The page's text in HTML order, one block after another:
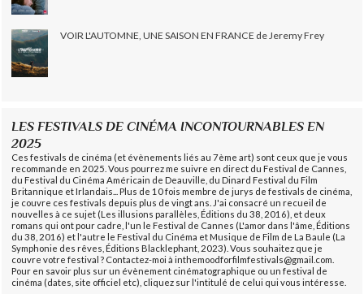
VOIR L'AUTOMNE, UNE SAISON EN FRANCE de Jeremy Frey
LES FESTIVALS DE CINÉMA INCONTOURNABLES EN
2025
Ces festivals de cinéma (et évènements liés au 7ème art) sont ceux que je vous
recommande en 2025. Vous pourrez me suivre en direct du Festival de Cannes,
du Festival du Cinéma Américain de Deauville, du Dinard Festival du Film
Britannique et Irlandais... Plus de 10 fois membre de jurys de festivals de cinéma,
je couvre ces festivals depuis plus de vingt ans. J'ai consacré un recueil de
nouvelles à ce sujet (Les illusions parallèles, Éditions du 38, 2016), et deux
romans qui ont pour cadre, l'un le Festival de Cannes (L'amor dans l'âme, Éditions
du 38, 2016) et l'autre le Festival du Cinéma et Musique de Film de La Baule (La
Symphonie des rêves, Éditions Blacklephant, 2023). Vous souhaitez que je
couvre votre festival ? Contactez-moi à inthemoodforfilmfestivals@gmail.com.
Pour en savoir plus sur un évènement cinématographique ou un festival de
cinéma (dates, site officiel etc), cliquez sur l'intitulé de celui qui vous intéresse.